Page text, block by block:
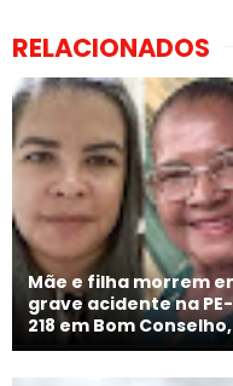
RELACIONADOS
Mãe e filha morrem
grave acidente na PE-
218 em Bom Conselho,